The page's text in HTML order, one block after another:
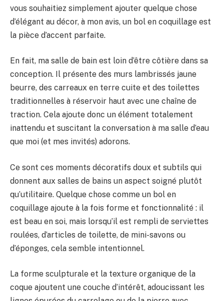
vous souhaitiez simplement ajouter quelque chose
d’élégant au décor, à mon avis, un bol en coquillage est
la pièce d’accent parfaite.
En fait, ma salle de bain est loin d’être côtière dans sa
conception. Il présente des murs lambrissés jaune
beurre, des carreaux en terre cuite et des toilettes
traditionnelles à réservoir haut avec une chaîne de
traction. Cela ajoute donc un élément totalement
inattendu et suscitant la conversation à ma salle d’eau
que moi (et mes invités) adorons.
Ce sont ces moments décoratifs doux et subtils qui
donnent aux salles de bains un aspect soigné plutôt
qu’utilitaire. Quelque chose comme un bol en
coquillage ajoute à la fois forme et fonctionnalité : il
est beau en soi, mais lorsqu’il est rempli de serviettes
roulées, d’articles de toilette, de mini-savons ou
d’éponges, cela semble intentionnel.
La forme sculpturale et la texture organique de la
coque ajoutent une couche d’intérêt, adoucissant les